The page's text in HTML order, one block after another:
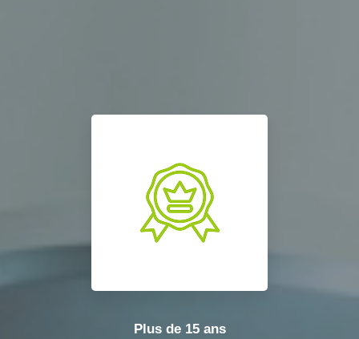
Plus de 15 ans